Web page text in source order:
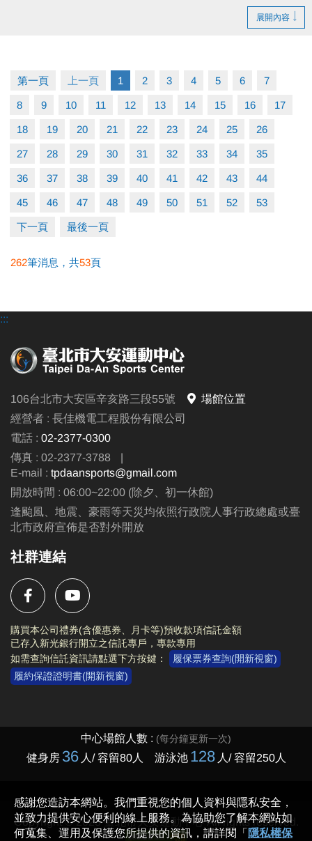
◼︎ Benny老師
▌7/24(五)、7/31(五)
▌09:00-09:50 樂齡班 (60歲以上)
▌10:00-10:50、11:00-11:50
▪︎ 單堂費用：900元/堂
▪︎ 注意事項：上課請穿著休閒運動衣褲及「止滑襪」
▪︎ 大安APP 長佳Sports+ APP傳送門⬇
google play 傳送門點我(另開新視窗)
●電話洽詢 (02)2396-0300 分機103、104
展開內容
第一頁 上一頁 1 2 3 4 5 6 7
8 9 10 11 12 13 14 15 16 17
18 19 20 21 22 23 24 25 26
27 28 29 30 31 32 33 34 35
36 37 38 39 40 41 42 43 44
45 46 47 48 49 50 51 52 53
下一頁 最後一頁
262筆消息，共53頁
:::
106台北市大安區辛亥路三段55號
場館位置
經營者 : 長佳機電工程股份有限公司
電話 : 02-2377-0300
傳真 : 02-2377-3788
|
E-mail : tpdaansports@gmail.com
開放時間 : 06:00~22:00 (除夕、初一休館)
逢颱風、地震、豪雨等天災均依照行政院人事行政總處或臺
北市政府宣佈是否對外開放
社群連結
購買本公司禮券(含優惠券、月卡等)預收款項信託金額
已存入新光銀行開立之信託專戶，專款專用
如需查詢信託資訊請點選下方按鍵：
履保票券查詢(開新視窗)
履約保證證明書(開新視窗)
Copyright © 2023 臺北市大安運動中心 All rights reserved.